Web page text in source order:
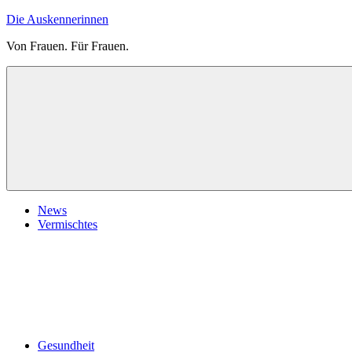
Zum
springen
Die Auskennerinnen
Von Frauen. Für Frauen.
News
Vermischtes
Gesundheit